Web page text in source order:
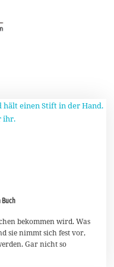
Buch
bekommen wird. Was
sie nimmt sich fest vor,
Gar nicht so